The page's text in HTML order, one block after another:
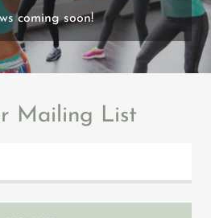
coming soon!
Mailing List